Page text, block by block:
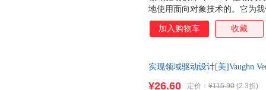
地使用面向对象技术的。它为
发者留下了一大难题：如何将
《实现领域驱动设计》为我们
在DDD战略部分，《实现领域
加入购物车 收藏
实现领域驱动设计[美]Vaughn
¥26.60 定价： ¥115.90 (2.3折)